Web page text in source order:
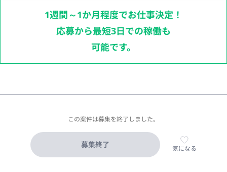
1週間～1か月程度でお仕事決定！
応募から最短3日での稼働も
可能です。
この案件は募集を終了しました。
募集終了 気になる